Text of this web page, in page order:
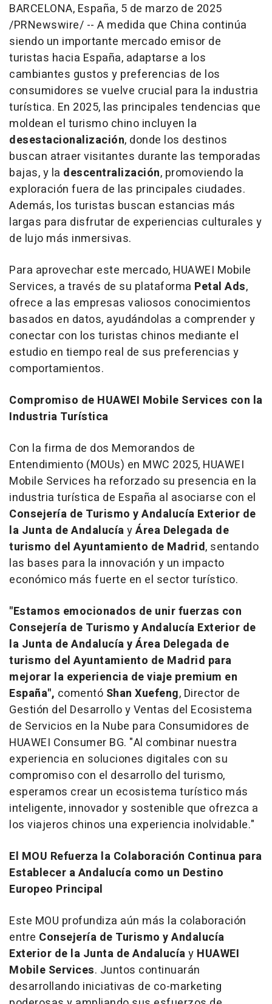
BARCELONA, España, 5 de marzo de 2025
/PRNewswire/ -- A medida que China continúa
siendo un importante mercado emisor de
turistas hacia España, adaptarse a los
cambiantes gustos y preferencias de los
consumidores se vuelve crucial para la industria
turística. En 2025, las principales tendencias que
moldean el turismo chino incluyen la
desestacionalización, donde los destinos
buscan atraer visitantes durante las temporadas
bajas, y la descentralización, promoviendo la
exploración fuera de las principales ciudades.
Además, los turistas buscan estancias más
largas para disfrutar de experiencias culturales y
de lujo más inmersivas.
Para aprovechar este mercado, HUAWEI Mobile
Services, a través de su plataforma Petal Ads,
ofrece a las empresas valiosos conocimientos
basados en datos, ayudándolas a comprender y
conectar con los turistas chinos mediante el
estudio en tiempo real de sus preferencias y
comportamientos.
Compromiso de HUAWEI Mobile Services con la
Industria Turística
Con la firma de dos Memorandos de
Entendimiento (MOUs) en MWC 2025, HUAWEI
Mobile Services ha reforzado su presencia en la
industria turística de España al asociarse con el
Consejería de Turismo y Andalucía Exterior de
la Junta de AndalucíayÁrea Delegada de
turismo del Ayuntamiento de Madrid, sentando
las bases para la innovación y un impacto
económico más fuerte en el sector turístico.
"Estamos emocionados de unir fuerzas con
Consejería de Turismo y Andalucía Exterior de
la Junta de Andalucía y Área Delegada de
turismo del Ayuntamiento de Madrid para
mejorar la experiencia de viaje premium en
España", comentó Shan Xuefeng, Director de
Gestión del Desarrollo y Ventas del Ecosistema
de Servicios en la Nube para Consumidores de
HUAWEI Consumer BG. "Al combinar nuestra
experiencia en soluciones digitales con su
compromiso con el desarrollo del turismo,
esperamos crear un ecosistema turístico más
inteligente, innovador y sostenible que ofrezca a
los viajeros chinos una experiencia inolvidable."
El MOU Refuerza la Colaboración Continua para
Establecer a Andalucía como un Destino
Europeo Principal
Este MOU profundiza aún más la colaboración
entre Consejería de Turismo y Andalucía
Exterior de la Junta de Andalucíay HUAWEI
Mobile Services. Juntos continuarán
desarrollando iniciativas de co-marketing